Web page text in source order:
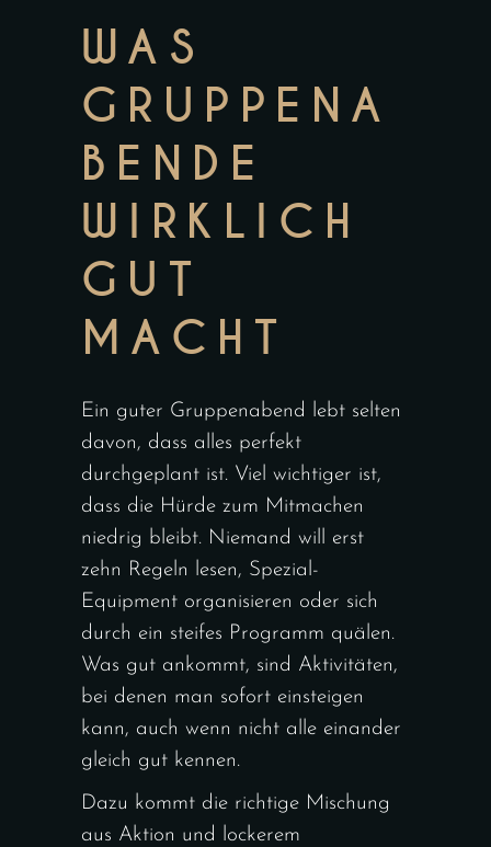
WAS
GRUPPENA
BENDE
WIRKLICH
GUT
MACHT
Ein guter Gruppenabend lebt selten
davon, dass alles perfekt
durchgeplant ist. Viel wichtiger ist,
dass die Hürde zum Mitmachen
niedrig bleibt. Niemand will erst
zehn Regeln lesen, Spezial-
Equipment organisieren oder sich
durch ein steifes Programm quälen.
Was gut ankommt, sind Aktivitäten,
bei denen man sofort einsteigen
kann, auch wenn nicht alle einander
gleich gut kennen.
Dazu kommt die richtige Mischung
aus Aktion und lockerem